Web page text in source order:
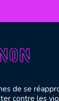
de se
contre les